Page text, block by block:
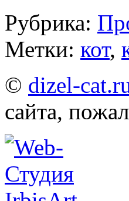
Рубрика:
Метки: кот,
© dizel-
сайта,